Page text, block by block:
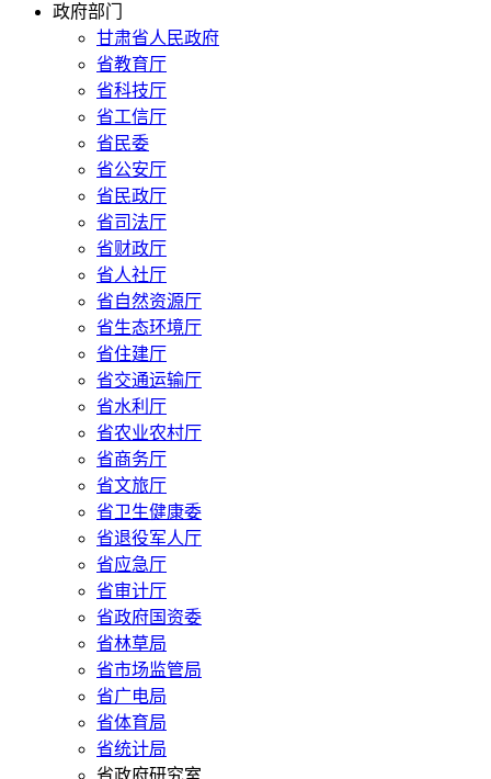
政府部门
甘肃省人民政府
省教育厅
省科技厅
省工信厅
省民委
省公安厅
省民政厅
省司法厅
省财政厅
省人社厅
省自然资源厅
省生态环境厅
省住建厅
省交通运输厅
省水利厅
省农业农村厅
省商务厅
省文旅厅
省卫生健康委
省退役军人厅
省应急厅
省审计厅
省政府国资委
省林草局
省市场监管局
省广电局
省体育局
省统计局
省政府研究室